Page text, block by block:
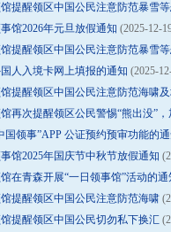
提醒领区中国公民注意防范暴雪
馆2026年元旦放假通知 (2025-12-
提醒领区中国公民注意防范暴雪
人入境卡网上填报的通知 (2025-
提醒领区中国公民注意防范海啸
再次提醒领区公民警惕“熊出没”
国领事”APP 公证预约预审功能的
馆2025年国庆节中秋节放假通知
在青森开展“一日领事馆”活动的通
提醒领区中国公民注意防范海啸
提醒领区中国公民切勿私下换汇